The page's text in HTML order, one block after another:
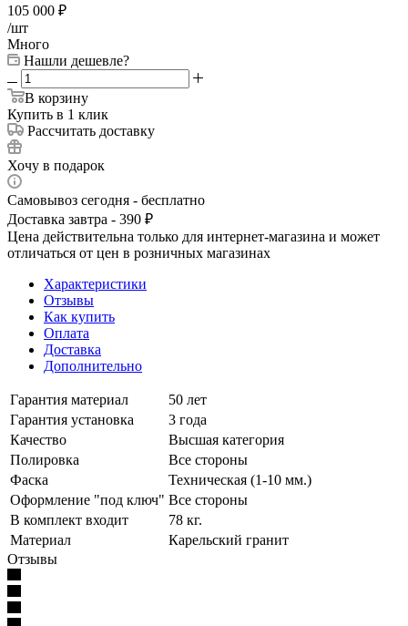
105 000 ₽
/шт
Много
Нашли дешевле?
В корзину
Купить в 1 клик
Рассчитать доставку
Хочу в подарок
Самовывоз сегодня - бесплатно
Доставка завтра - 390 ₽
Цена действительна только для интернет-магазина и может
отличаться от цен в розничных магазинах
Характеристики
Отзывы
Как купить
Оплата
Доставка
Дополнительно
Гарантия материал
50 лет
Гарантия установка
3 года
Качество
Высшая категория
Полировка
Все стороны
Фаска
Техническая (1-10 мм.)
Оформление "под ключ" Все стороны
В комплект входит
78 кг.
Материал
Карельский гранит
Отзывы